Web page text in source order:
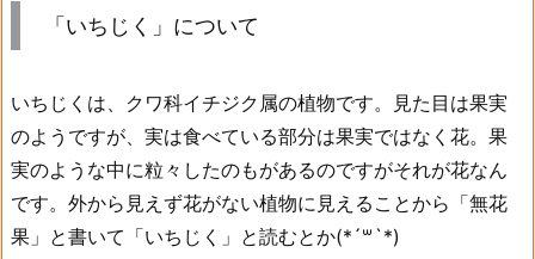
「いちじく」について
いちじくは、クワ科イチジク属の植物です。見た目は果実
のようですが、実は食べている部分は果実ではなく花。果
実のような中に粒々したのもがあるのですがそれが花なん
です。外から見えず花がない植物に見えることから「無花
果」と書いて「いちじく」と読むとか(*´꒳`*)